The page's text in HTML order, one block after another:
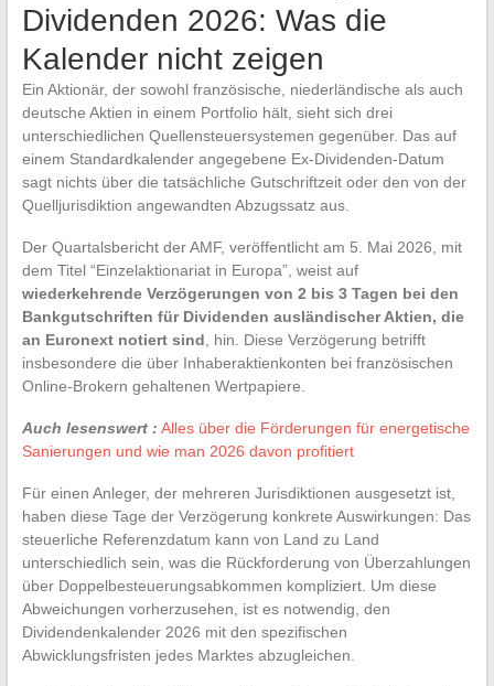
Dividenden 2026: Was die
Kalender nicht zeigen
Ein Aktionär, der sowohl französische, niederländische als auch
deutsche Aktien in einem Portfolio hält, sieht sich drei
unterschiedlichen Quellensteuersystemen gegenüber. Das auf
einem Standardkalender angegebene Ex-Dividenden-Datum
sagt nichts über die tatsächliche Gutschriftzeit oder den von der
Quelljurisdiktion angewandten Abzugssatz aus.
Der Quartalsbericht der AMF, veröffentlicht am 5. Mai 2026, mit
dem Titel “Einzelaktionariat in Europa”, weist auf
wiederkehrende Verzögerungen von 2 bis 3 Tagen bei den
Bankgutschriften für Dividenden ausländischer Aktien, die
an Euronext notiert sind , hin. Diese Verzögerung betrifft
insbesondere die über Inhaberaktienkonten bei französischen
Online-Brokern gehaltenen Wertpapiere.
Auch lesenswert : Alles über die Förderungen für energetische
Sanierungen und wie man 2026 davon profitiert
Für einen Anleger, der mehreren Jurisdiktionen ausgesetzt ist,
haben diese Tage der Verzögerung konkrete Auswirkungen: Das
steuerliche Referenzdatum kann von Land zu Land
unterschiedlich sein, was die Rückforderung von Überzahlungen
über Doppelbesteuerungsabkommen kompliziert. Um diese
Abweichungen vorherzusehen, ist es notwendig, den
Dividendenkalender 2026 mit den spezifischen
Abwicklungsfristen jedes Marktes abzugleichen.